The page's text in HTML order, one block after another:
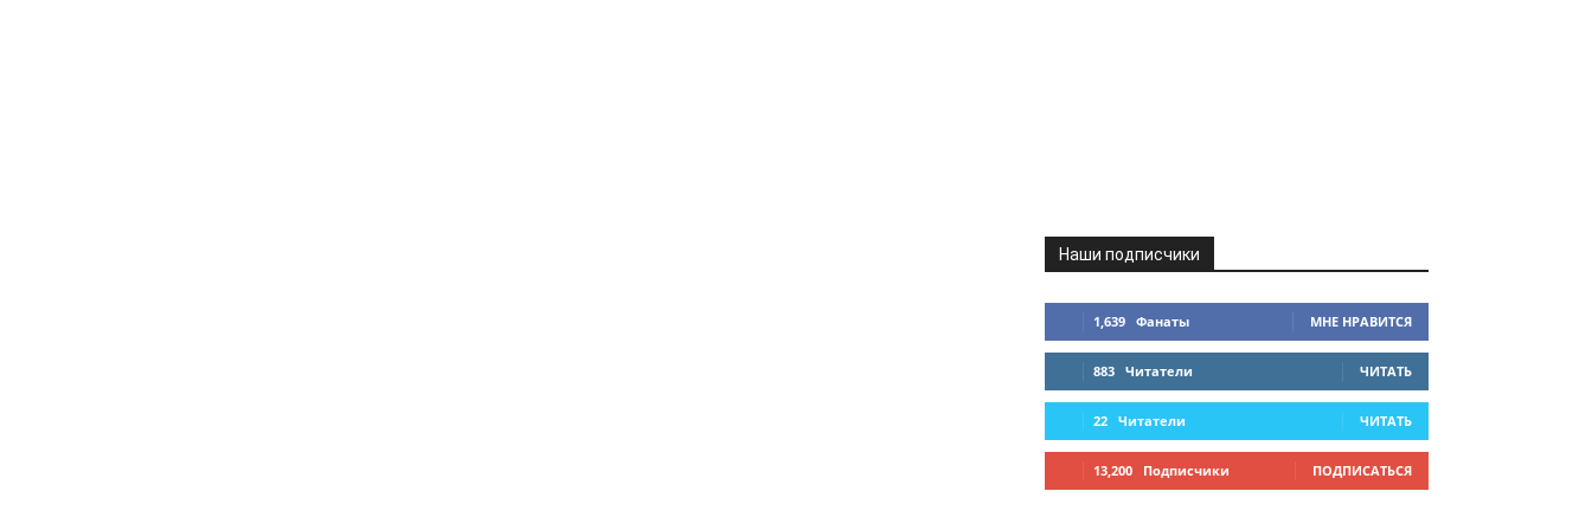
Наши подписчики
1,639 Фанаты МНЕ НРАВИТСЯ
883 Читатели ЧИТАТЬ
22 Читатели ЧИТАТЬ
13,200 Подписчики ПОДПИСАТЬСЯ